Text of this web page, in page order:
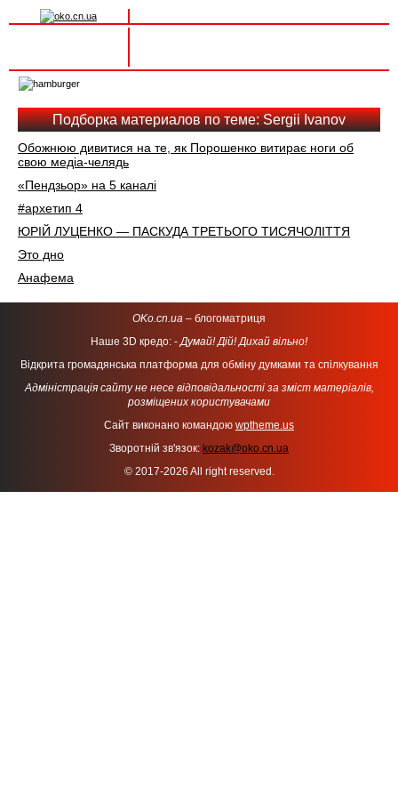
navigation
Подборка материалов по теме: Sergii Ivanov
Обожнюю дивитися на те, як Порошенко витирає ноги об
свою медіа-челядь
«Пендзьор» на 5 каналі
#архетип 4
ЮРІЙ ЛУЦЕНКО — ПАСКУДА ТРЕТЬОГО ТИСЯЧОЛІТТЯ
Это дно
Анафема
OKo.cn.ua – блогоматриця
Наше 3D кредо: -Думай! Дій! Дихай вільно!
Відкрита громадянська платформа для обміну думками та спілкування
Адміністрація сайту не несе відповідальності за зміст матеріалів,
розміщених користувачами
Сайт виконано командою wptheme.us
Зворотній зв'язок: kozak@oko.cn.ua
© 2017-2026 All right reserved.